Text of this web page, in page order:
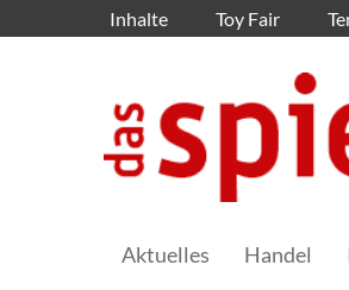
Inhalte Toy Fair
Aktuelles Handel